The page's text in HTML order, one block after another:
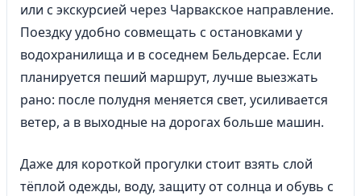
или с экскурсией через Чарвакское направление.
Поездку удобно совмещать с остановками у
водохранилища и в соседнем Бельдерсае. Если
планируется пеший маршрут, лучше выезжать
рано: после полудня меняется свет, усиливается
ветер, а в выходные на дорогах больше машин.
Даже для короткой прогулки стоит взять слой
тёплой одежды, воду, защиту от солнца и обувь с